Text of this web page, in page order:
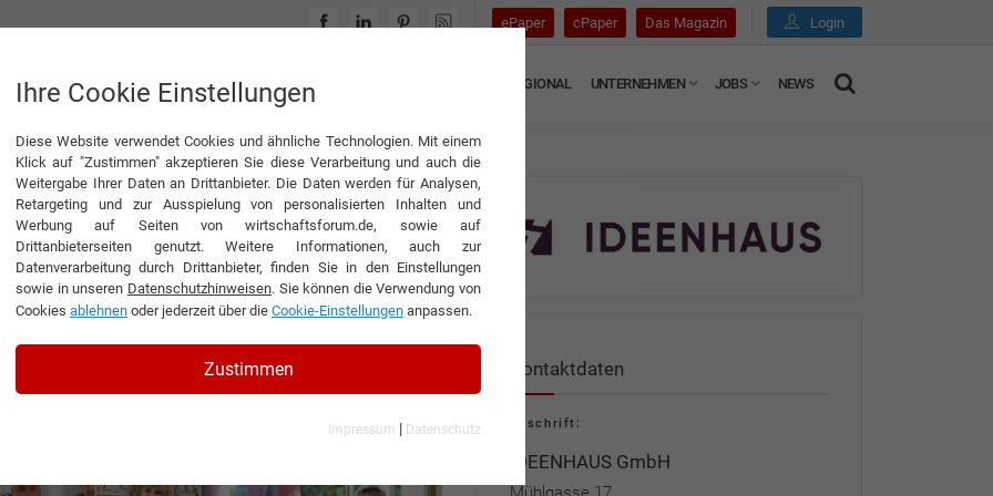
ePaper cPaper Das Magazin Login
INTERVIEWS REGIONAL UNTERNEHMEN JOBS NEWS
schlägt
der IDEENHAUS GmbH
Kontaktdaten
Anschrift:
IDEENHAUS GmbH
Ihre Cookie Einstellungen
Diese Website verwendet Cookies und ähnliche Technologien. Mit einem
Klick auf "Zustimmen" akzeptieren Sie diese Verarbeitung und auch die
Weitergabe Ihrer Daten an Drittanbieter. Die Daten werden für Analysen,
Retargeting und zur Ausspielung von personalisierten Inhalten und
Werbung auf Seiten von wirtschaftsforum.de, sowie auf
Drittanbieterseiten genutzt. Weitere Informationen, auch zur
Datenverarbeitung durch Drittanbieter, finden Sie in den Einstellungen
sowie in unseren Datenschutzhinweisen. Sie können die Verwendung von
Cookies ablehnen oder jederzeit über die Cookie-Einstellungen anpassen.
Zustimmen
Impressum | Datenschutz